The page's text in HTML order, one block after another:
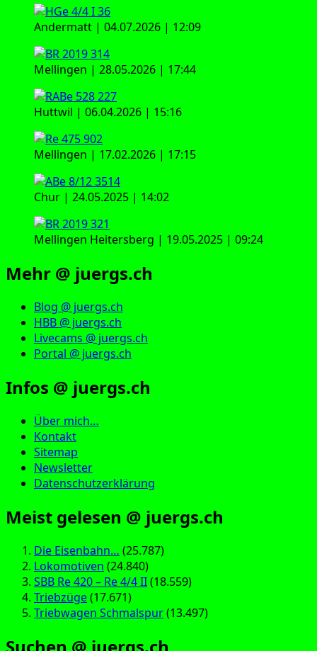
Andermatt | 04.07.2026 | 12:09
Mellingen | 28.05.2026 | 17:44
Huttwil | 06.04.2026 | 15:16
Mellingen | 17.02.2026 | 17:15
Chur | 24.05.2025 | 14:02
Mellingen Heitersberg | 19.05.2025 | 09:24
Mehr @ juergs.ch
Blog @ juergs.ch
HBB @ juergs.ch
Livecams @ juergs.ch
Portal @ juergs.ch
Infos @ juergs.ch
Über mich…
Kontakt
Sitemap
Newsletter
Datenschutzerklärung
Meist gelesen @ juergs.ch
Die Eisenbahn… (25.787)
Lokomotiven (24.840)
SBB Re 420 – Re 4/4 II(18.559)
Triebzüge(17.671)
Triebwagen Schmalspur(13.497)
Suchen @ juergs.ch